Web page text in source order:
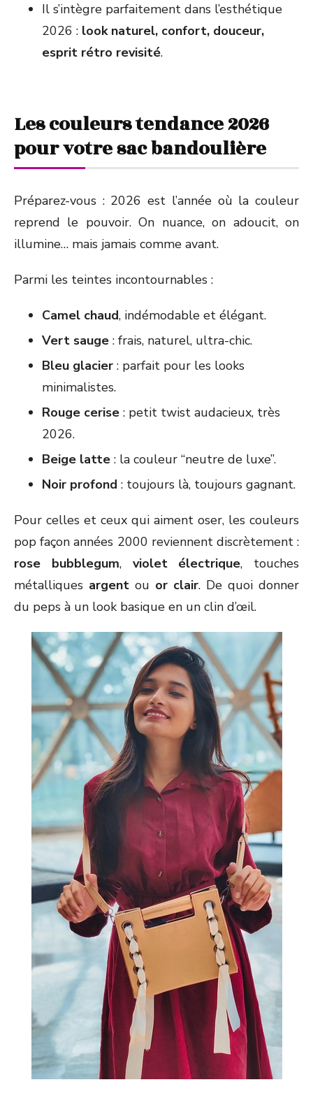
Il s’intègre parfaitement dans l’esthétique
2026 : look naturel, confort, douceur,
esprit rétro revisité.
Les couleurs tendance 2026
pour votre sac bandoulière
Préparez-vous : 2026 est l’année où la couleur
reprend le pouvoir. On nuance, on adoucit, on
illumine… mais jamais comme avant.
Parmi les teintes incontournables :
Camel chaud, indémodable et élégant.
Vert sauge : frais, naturel, ultra-chic.
Bleu glacier : parfait pour les looks
minimalistes.
Rouge cerise : petit twist audacieux, très
2026.
Beige latte : la couleur “neutre de luxe”.
Noir profond : toujours là, toujours gagnant.
Pour celles et ceux qui aiment oser, les couleurs
pop façon années 2000 reviennent discrètement :
rose bubblegum,violetélectrique, touches
métalliques argent ou or clair. De quoi donner
du peps à un look basique en un clin d’œil.